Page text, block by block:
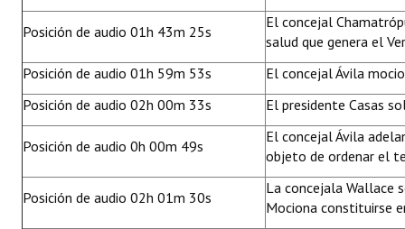
Posición de audio 01h 43m 25s
El concejal
salud que genera el
Posición de audio 01h 59m 53s
El concejal Ávila
Posición de audio 02h 00m 33s
El presidente Casas
Posición de audio 0h 00m 49s
El concejal Ávila
objeto de ordenar el
Posición de audio 02h 01m 30s
La concejala Wallace
Mociona constituirse